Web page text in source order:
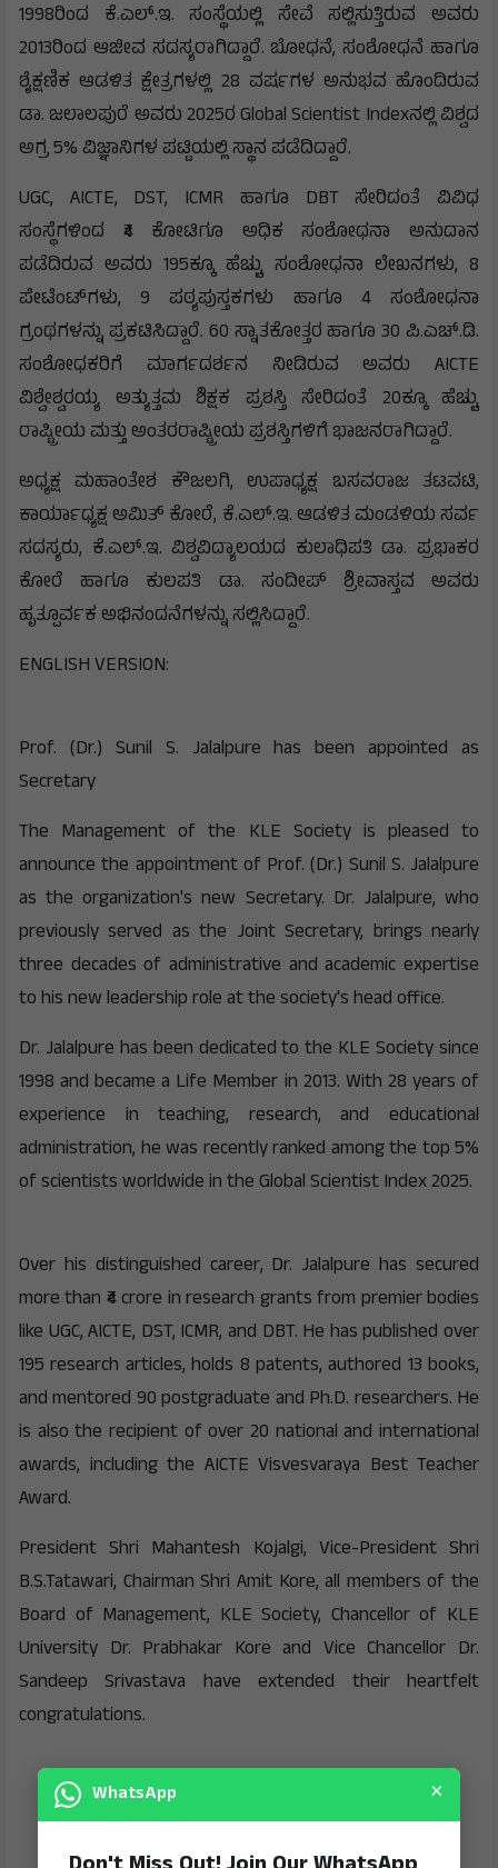
1998ರಿಂದ ಕೆ.ಎಲ್.ಇ. ಸಂಸ್ಥೆಯಲ್ಲಿ ಸೇವೆ ಸಲ್ಲಿಸುತ್ತಿರುವ ಅವರು
2013ರಿಂದ ಆಜೀವ ಸದಸ್ಯರಾಗಿದ್ದಾರೆ. ಬೋಧನೆ, ಸಂಶೋಧನೆ ಹಾಗೂ
ಶೈಕ್ಷಣಿಕ ಆಡಳಿತ ಕ್ಷೇತ್ರಗಳಲ್ಲಿ 28 ವರ್ಷಗಳ ಅನುಭವ ಹೊಂದಿರುವ
ಡಾ. ಜಲಾಲಪುರೆ ಅವರು 2025ರ Global Scientist Indexನಲ್ಲಿ ವಿಶ್ವದ
ಅಗ್ರ 5% ವಿಜ್ಞಾನಿಗಳ ಪಟ್ಟಿಯಲ್ಲಿ ಸ್ಥಾನ ಪಡೆದಿದ್ದಾರೆ.
UGC, AICTE, DST, ICMR ಹಾಗೂ DBT ಸೇರಿದಂತೆ ವಿವಿಧ
ಸಂಸ್ಥೆಗಳಿಂದ ₹4 ಕೋಟಿಗೂ ಅಧಿಕ ಸಂಶೋಧನಾ ಅನುದಾನ
ಪಡೆದಿರುವ ಅವರು 195ಕ್ಕೂ ಹೆಚ್ಚು ಸಂಶೋಧನಾ ಲೇಖನಗಳು, 8
ಪೇಟೆಂಟ್‌ಗಳು, 9 ಪಠ್ಯಪುಸ್ತಕಗಳು ಹಾಗೂ 4 ಸಂಶೋಧನಾ
ಗ್ರಂಥಗಳನ್ನು ಪ್ರಕಟಿಸಿದ್ದಾರೆ. 60 ಸ್ನಾತಕೋತ್ತರ ಹಾಗೂ 30 ಪಿ.ಎಚ್.ಡಿ.
ಸಂಶೋಧಕರಿಗೆ ಮಾರ್ಗದರ್ಶನ ನೀಡಿರುವ ಅವರು AICTE
ವಿಶ್ವೇಶ್ವರಯ್ಯ ಅತ್ಯುತ್ತಮ ಶಿಕ್ಷಕ ಪ್ರಶಸ್ತಿ ಸೇರಿದಂತೆ 20ಕ್ಕೂ ಹೆಚ್ಚು
ರಾಷ್ಟ್ರೀಯ ಮತ್ತು ಅಂತರರಾಷ್ಟ್ರೀಯ ಪ್ರಶಸ್ತಿಗಳಿಗೆ ಭಾಜನರಾಗಿದ್ದಾರೆ.
ಅಧ್ಯಕ್ಷ ಮಹಾಂತೇಶ ಕೌಜಲಗಿ, ಉಪಾಧ್ಯಕ್ಷ ಬಸವರಾಜ ತಟವಟಿ,
ಕಾರ್ಯಾಧ್ಯಕ್ಷ ಅಮಿತ್ ಕೋರೆ, ಕೆ.ಎಲ್.ಇ. ಆಡಳಿತ ಮಂಡಳಿಯ ಸರ್ವ
ಸದಸ್ಯರು, ಕೆ.ಎಲ್.ಇ. ವಿಶ್ವವಿದ್ಯಾಲಯದ ಕುಲಾಧಿಪತಿ ಡಾ. ಪ್ರಭಾಕರ
ಕೋರೆ ಹಾಗೂ ಕುಲಪತಿ ಡಾ. ಸಂದೀಪ್ ಶ್ರೀವಾಸ್ತವ ಅವರು
ಹೃತ್ಪೂರ್ವಕ ಅಭಿನಂದನೆಗಳನ್ನು ಸಲ್ಲಿಸಿದ್ದಾರೆ.
ENGLISH VERSION:
Prof. (Dr.) Sunil S. Jalalpure has been appointed as
Secretary
The Management of the KLE Society is pleased to
announce the appointment of Prof. (Dr.) Sunil S. Jalalpure
as the organization's new Secretary. Dr. Jalalpure, who
previously served as the Joint Secretary, brings nearly
three decades of administrative and academic expertise
to his new leadership role at the society's head office.
Dr. Jalalpure has been dedicated to the KLE Society since
1998 and became a Life Member in 2013. With 28 years of
experience in teaching, research, and educational
administration, he was recently ranked among the top 5%
of scientists worldwide in the Global Scientist Index 2025.
Over his distinguished career, Dr. Jalalpure has secured
more than ₹4 crore in research grants from premier bodies
like UGC, AICTE, DST, ICMR, and DBT. He has published over
195 research articles, holds 8 patents, authored 13 books,
and mentored 90 postgraduate and Ph.D. researchers. He
is also the recipient of over 20 national and international
awards, including the AICTE Visvesvaraya Best Teacher
Award.
President Shri Mahantesh Kojalgi, Vice-President Shri
B.S.Tatawari, Chairman Shri Amit Kore, all members of the
Board of Management, KLE Society, Chancellor of KLE
University Dr. Prabhakar Kore and Vice Chancellor Dr.
Sandeep Srivastava have extended their heartfelt
congratulations.
WhatsApp ×